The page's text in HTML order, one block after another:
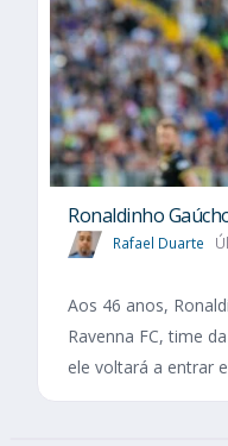
Ronaldinho
Rafael Duarte
Aos 46 anos,
Ravenna FC, time
ele voltará a entrar